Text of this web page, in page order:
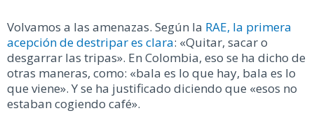
Volvamos a las amenazas. Según la RAE, la primera
acepción de destripar es clara: «Quitar, sacar o
desgarrar las tripas». En Colombia, eso se ha dicho de
otras maneras, como: «bala es lo que hay, bala es lo
que viene». Y se ha justificado diciendo que «esos no
estaban cogiendo café».